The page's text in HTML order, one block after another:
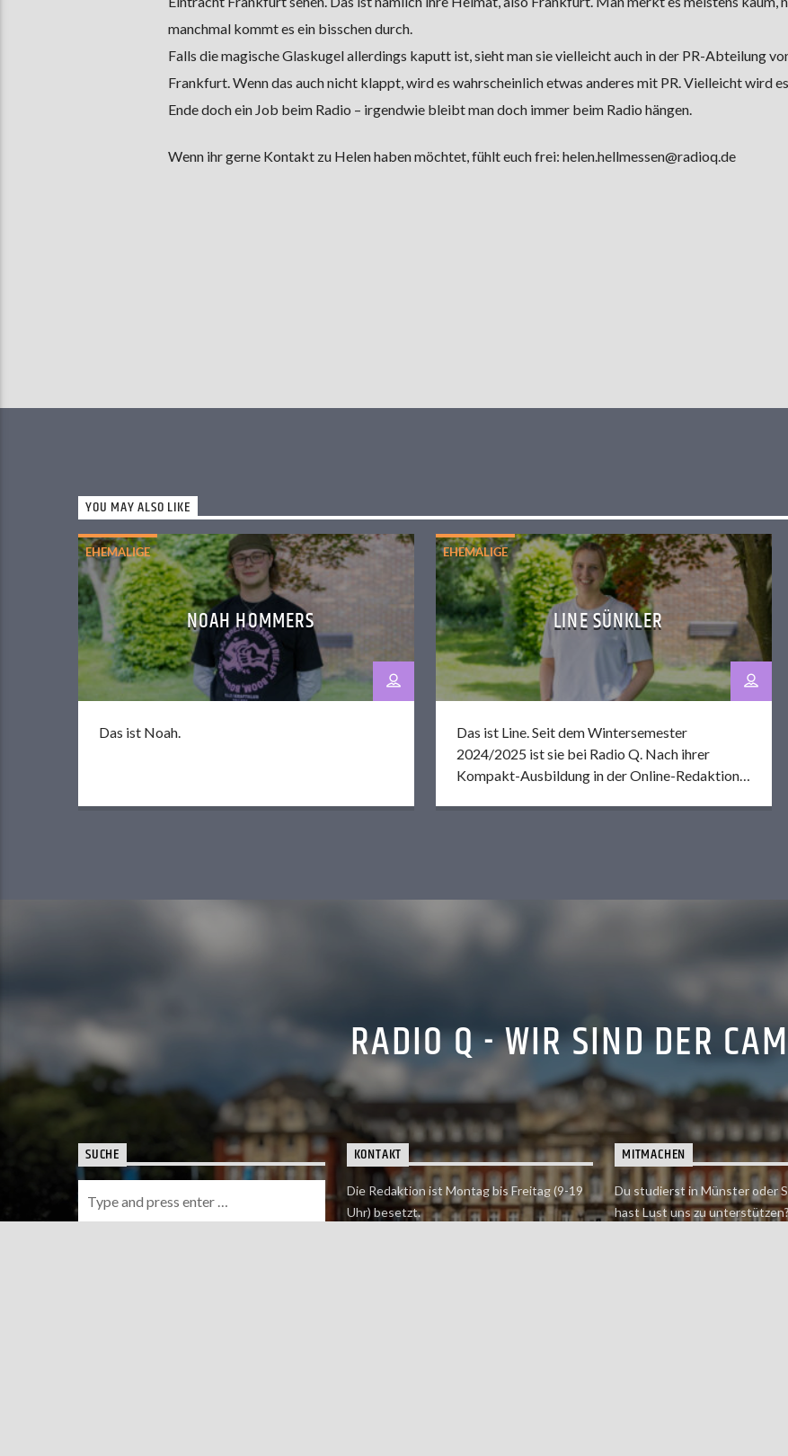
manchmal kommt es ein bisschen durch.
Falls die magische Glaskugel allerdings kaputt ist, sieht man sie vielleicht auch in der PR-Abteilung
Frankfurt. Wenn das auch nicht klappt, wird es wahrscheinlich etwas anderes mit PR. Vielleicht wird
Ende doch ein Job beim Radio – irgendwie bleibt man doch immer beim Radio hängen.
Wenn ihr gerne Kontakt zu Helen haben möchtet, fühlt euch frei: helen.hellmessen@radioq.de
YOU MAY ALSO LIKE
EHEMALIGE
NOAH HOMMERS
Das ist Noah.
EHEMALIGE
LINE SÜNKLER
Das ist Line. Seit dem Wintersemester
2024/2025 ist sie bei Radio Q. Nach ihrer
Kompakt-Ausbildung in der Online-Redaktion
läuft […]
RADIO Q - WIR SIND DER
SUCHE KONTAKT
Die Redaktion ist Montag bis Freitag (9-19
Uhr) besetzt.
MITMACHEN
Du studierst in Münster oder
hast Lust uns zu